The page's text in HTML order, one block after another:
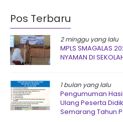
Pos Terbaru
2 minggu yang lalu
MPLS SMAGALAS
NYAMAN DI
1 bulan yang lalu
Pengumuman
Ulang Peserta
Semarang Tahun